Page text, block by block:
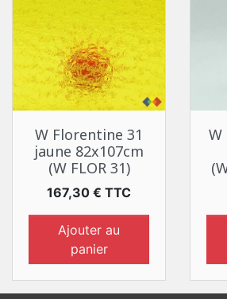
W Florentine 31
jaune 82x107cm
(W FLOR 31)
Prix
167,30 € TTC
Ajouter au
panier
W